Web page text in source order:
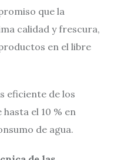
que la
calidad y frescura,
en el libre
eficiente de los
el 10 % en
de agua.